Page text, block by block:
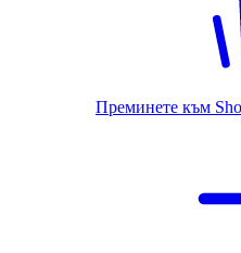
Преминете към